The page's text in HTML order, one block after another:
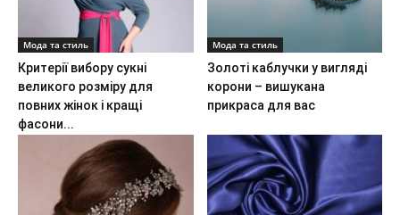
Мода та стиль
Критерії вибору сукні
великого розміру для
повних жінок і кращі
фасони...
Мода та стиль
Золоті каблучки у вигляді
корони – вишукана
прикраса для вас